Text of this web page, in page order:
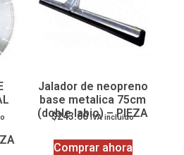
Jalador de neopreno
base metalica 75cm
(doble labio) – PIEZA
$243.60 IVA incluido
Comprar ahora